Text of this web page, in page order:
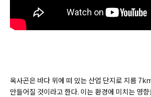
옥사곤은 바다 위에 떠 있는 산업 단지로 지름
만들어질 것이라고 한다. 이는 환경에 미치는 영